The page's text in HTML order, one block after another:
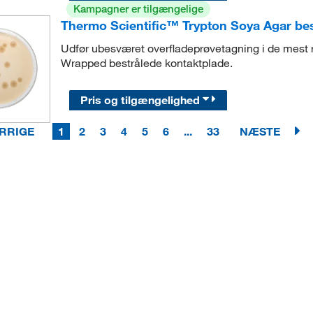
Kampagner er tilgængelige
Thermo Scientific™ Trypton Soya Agar
Udfør ubesværet overfladeprøvetagning i de
Wrapped bestrålede kontaktplade.
Pris og tilgængelighed
1 2 3 4 5 6 ... 33 NÆSTE